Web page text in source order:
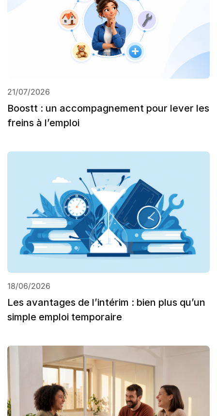
21/07/2026
Boostt : un accompagnement pour lever les
freins à l’emploi
18/06/2026
Les avantages de l’intérim : bien plus qu’un
simple emploi temporaire